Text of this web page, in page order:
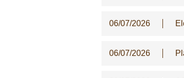
06/07/2026
06/07/2026